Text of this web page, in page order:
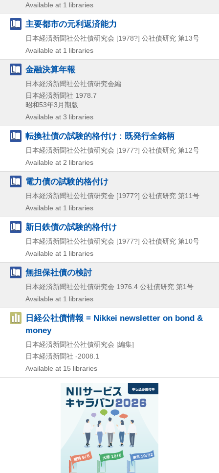
Available at 1 libraries
主要都市の元利返済能力
日本経済新聞社公社債研究会 [1978?] 公社債研究 第13号
Available at 1 libraries
金融決算年報
日本経済新聞社公社債研究会編
日本経済新聞社 1978.7
昭和53年3月期版
Available at 3 libraries
転換社債の試験的格付け : 既発行全銘柄
日本経済新聞社公社債研究会 [1977?] 公社債研究 第12号
Available at 2 libraries
電力債の試験的格付け
日本経済新聞社公社債研究会 [1977?] 公社債研究 第11号
Available at 1 libraries
新日鉄債の試験的格付け
日本経済新聞社公社債研究会 [1977?] 公社債研究 第10号
Available at 1 libraries
無担保社債の検討
日本経済新聞社公社債研究会 1976.4 公社債研究 第1号
Available at 1 libraries
日経公社債情報 = Nikkei newsletter on bond &
money
日本経済新聞社公社債研究会 [編集]
日本経済新聞社 -2008.1
Available at 15 libraries